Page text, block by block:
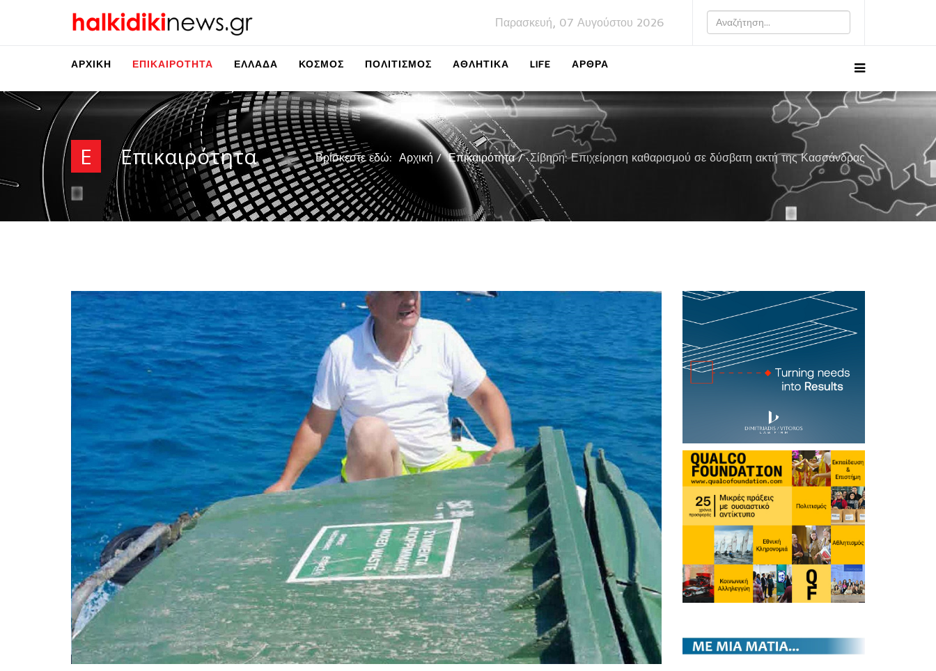
Παρασκευή, 07 Αυγούστου 2026
ΑΡΧΙΚΉ ΕΠΙΚΑΙΡΌΤΗΤΑ ΕΛΛΆΔΑ ΚΌΣΜΟΣ ΠΟΛΙΤΙΣΜΌΣ ΑΘΛΗΤΙΚΆ LIFE ΑΡΘΡΑ
Ε Επικαιρότητα Βρίσκεστε εδώ: Αρχική Επικαιρότητα Σίβηρη: Επιχείρηση καθαρισμού σε δύσβατη ακτή της Κασσάνδρας